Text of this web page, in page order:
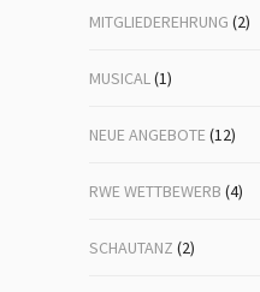
MITGLIEDEREHRUNG (2)
MUSICAL(1)
NEUE ANGEBOTE(12)
RWE WETTBEWERB (4)
SCHAUTANZ (2)